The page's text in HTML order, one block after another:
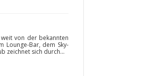
von der bekannten
Lounge-Bar, dem Sky-
zeichnet sich durch...